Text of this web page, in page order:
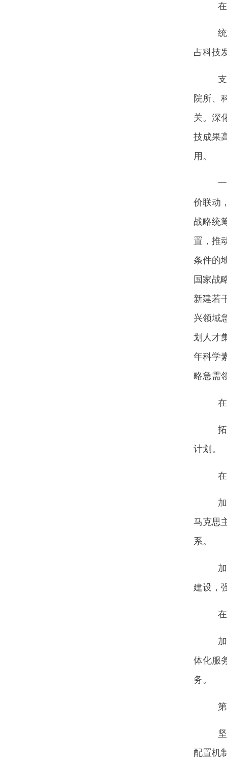
在
统
占科技
支
院所、
关。深
技成果
用。
一
价联动
战略统
置，推
条件的
国家战
新建若
兴领域
划人才
年科学
略急需
在
拓
计划。
在
加
马克思
系。
加
建设，
在
加
体化服
务。
第
坚
配置机